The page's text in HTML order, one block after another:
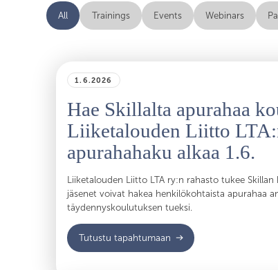
All Trainings Events Webinars
1.6.2026
Hae Skillalta apurahaa
Liiketalouden Liitto
apurahahaku alkaa 1.6.
Liiketalouden Liitto LTA ry:n rahasto tukee
jäsenet voivat hakea henkilökohtaista apurahaa
täydennyskoulutuksen tueksi.
Tutustu tapahtumaan